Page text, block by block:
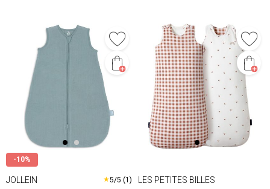
-10%
JOLLEIN ★5/5 (1)
LES PETITES BILLES